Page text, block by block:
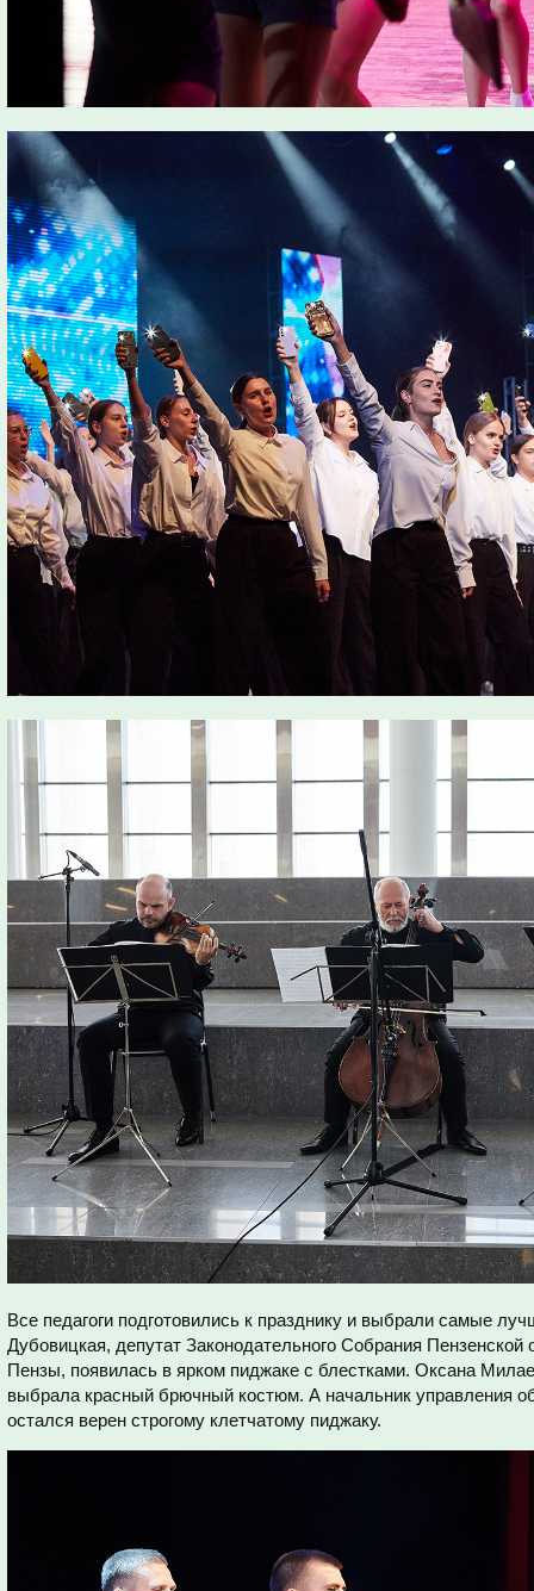
Все педагоги подготовились к празднику и выбрали самые
Дубовицкая, депутат Законодательного Собрания
Пензы, появилась в ярком пиджаке с блестками. Оксана
выбрала красный брючный костюм. А начальник управления
остался верен строгому клетчатому пиджаку.